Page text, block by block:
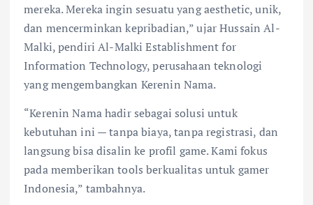
mereka. Mereka ingin sesuatu yang aesthetic, unik,
dan mencerminkan kepribadian,” ujar Hussain Al-
Malki, pendiri Al-Malki Establishment for
Information Technology, perusahaan teknologi
yang mengembangkan Kerenin Nama.
“Kerenin Nama hadir sebagai solusi untuk
kebutuhan ini — tanpa biaya, tanpa registrasi, dan
langsung bisa disalin ke profil game. Kami fokus
pada memberikan tools berkualitas untuk gamer
Indonesia,” tambahnya.